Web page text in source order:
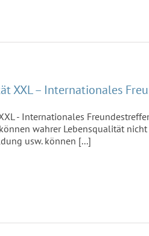
XXL – Internationales
- Internationales
wahrer Lebensqualität
usw. können [...]